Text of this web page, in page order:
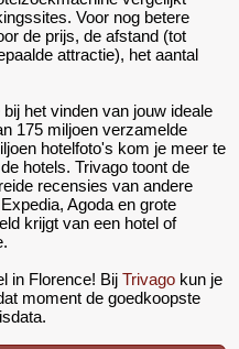
Voor nog betere
de prijs, de afstand (tot
attractie), het aantal
het vinden van jouw ideale
175 miljoen verzamelde
hotelfoto's kom je meer te
hotels. Trivago toont de
recensies van andere
Agoda en grote
krijgt van een hotel of
in Florence! Bij Trivago kun je
moment de goedkoopste